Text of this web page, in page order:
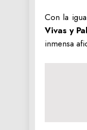
Con la
Vivas y
inmensa